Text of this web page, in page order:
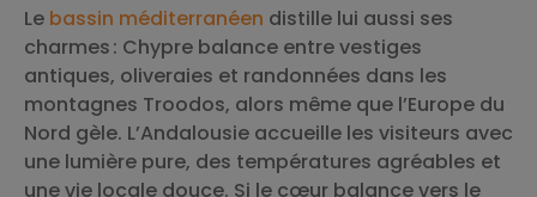
Le bassin méditerranéen distille lui aussi ses
charmes : Chypre balance entre vestiges
antiques, oliveraies et randonnées dans les
montagnes Troodos, alors même que l’Europe du
Nord gèle. L’Andalousie accueille les visiteurs avec
une lumière pure, des températures agréables et
une vie locale douce. Si le cœur balance vers le